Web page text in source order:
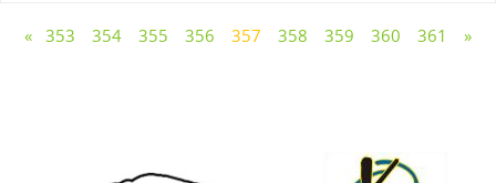
« 353 354 355 356 357 358 359 360 361 »